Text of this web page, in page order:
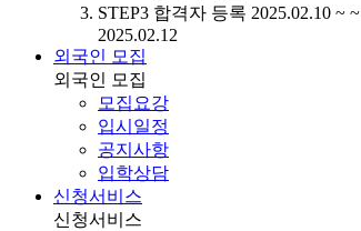
STEP3 합격자 등록 2025.02.10 ~ ~
2025.02.12
외국인 모집
외국인 모집
모집요강
입시일정
공지사항
입학상담
신청서비스
신청서비스